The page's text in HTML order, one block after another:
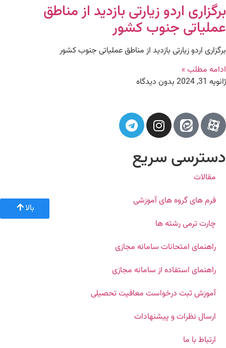
برگزاری اردو زیارتی بازدید از مناطق
عملیاتی جنوب کشور
برگزاری اردو زیارتی بازدید از مناطق عملیاتی جنوب کشور
ادامه مطلب »
ژانویه 31, 2024
بدون دیدگاه
دسترسی سریع
مقالات
فرم های گروه های آموزشی
چارت ترمی رشته ها
راهنمای امتحانات سامانه مجازی
راهنمای استفاده از سامانه مجازی
آموزش ثبت درخواست معافیت تحصیلی
ارسال نظرات و پیشنهادات
ارتباط با ما
بالا